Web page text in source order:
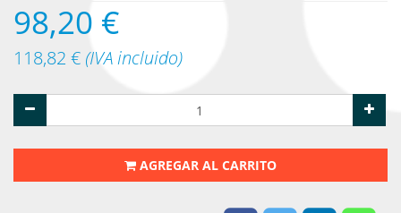
98,20 €
118,82 € (IVA incluido)
AGREGAR AL CARRITO